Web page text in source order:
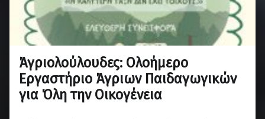
Άγριολούλουδες: Ολοήμερο
Εργαστήριο Άγριων Παιδαγωγικών
για Όλη την Οικογένεια